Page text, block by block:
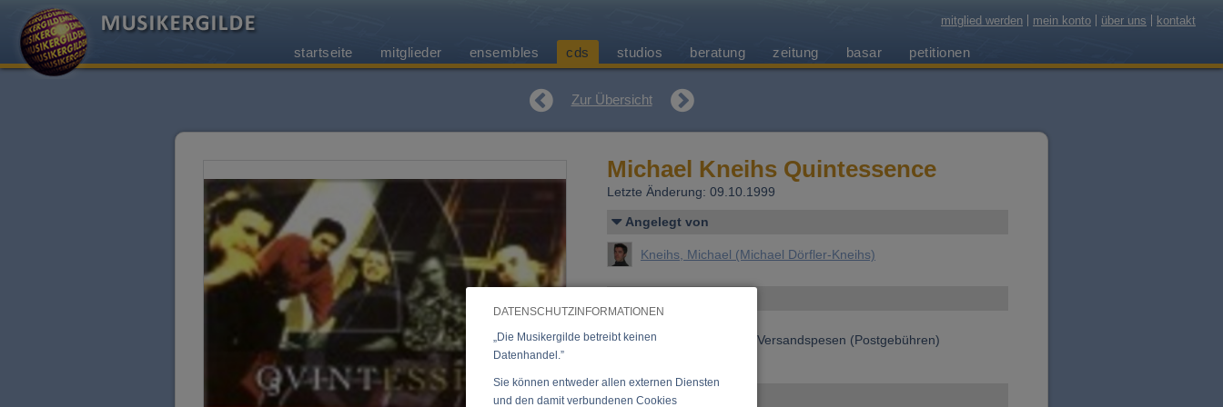
DATENSCHUTZINFORMATIONEN
„Die Musikergilde betreibt keinen
Datenhandel.”
Sie können entweder allen externen Diensten
und den damit verbundenen Cookies
mitglied werden mein konto über uns kontakt
startseite mitglieder ensembles cds studios beratung zeitung basar petitionen
Zur Übersicht
Michael Kneihs Quintessence
Letzte Änderung: 09.10.1999
Angelegt von
Kneihs, Michael (Michael Dörfler-Kneihs)
Preis inkl. 20% USt., exkl. Versandspesen (Postgebühren)
Ensemble